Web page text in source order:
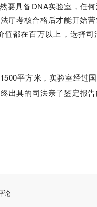
要具备DNA实验室，任
厅考核合格后才能开始
都在百万以上，选择司
平方米，实验室经过
出具的司法亲子鉴定报
论